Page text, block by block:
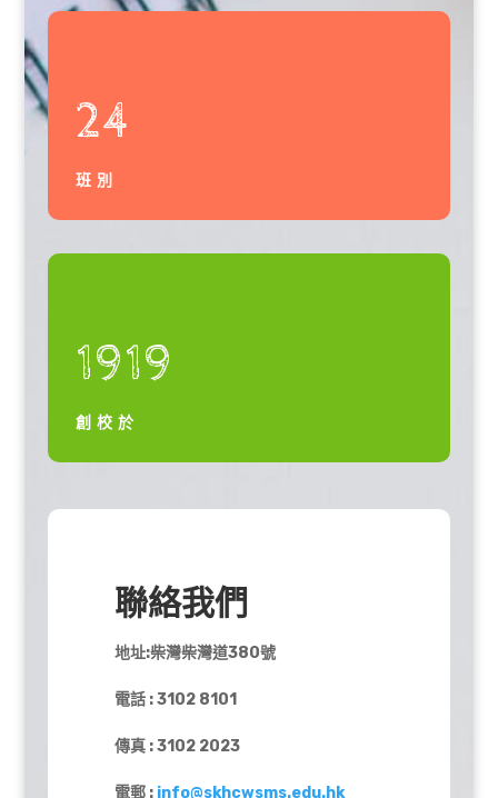
24
班別
1919
創校於
聯絡我們
地址:柴灣柴灣道380號
電話 : 3102 8101
傳真 : 3102 2023
電郵 : info@skhcwsms.edu.hk